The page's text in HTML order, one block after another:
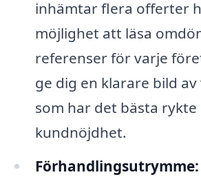
inhämtar flera offerter
möjlighet att läsa
referenser för varje
ge dig en klarare bild
som har det bästa rykte
kundnöjdhet.
Förhandlingsutrymme: